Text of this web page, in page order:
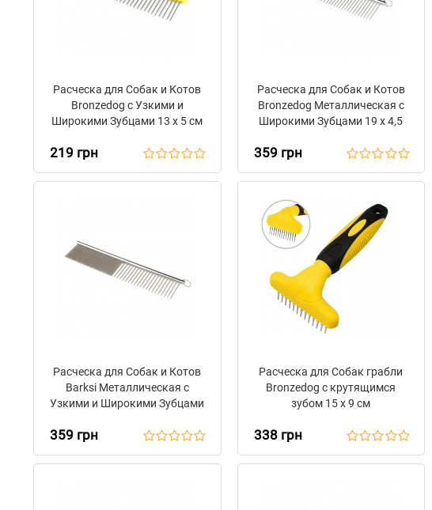
Расческа для Собак и Котов
Bronzedog с Узкими и
Широкими Зубцами 13 х 5 см
219 грн
Расческа для Собак и Котов
Bronzedog Металлическая с
Широкими Зубцами 19 х 4,5
359 грн
Расческа для Собак и Котов
Barksi Металлическая с
Узкими и Широкими Зубцами
359 грн
Расческа для Собак грабли
Bronzedog с крутящимся
зубом 15 х 9 см
338 грн